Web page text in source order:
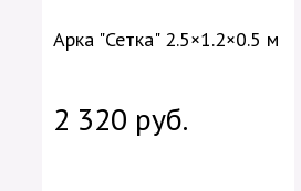
Арка "Сетка" 2.5×1.2×0.5 м
2 320 руб.